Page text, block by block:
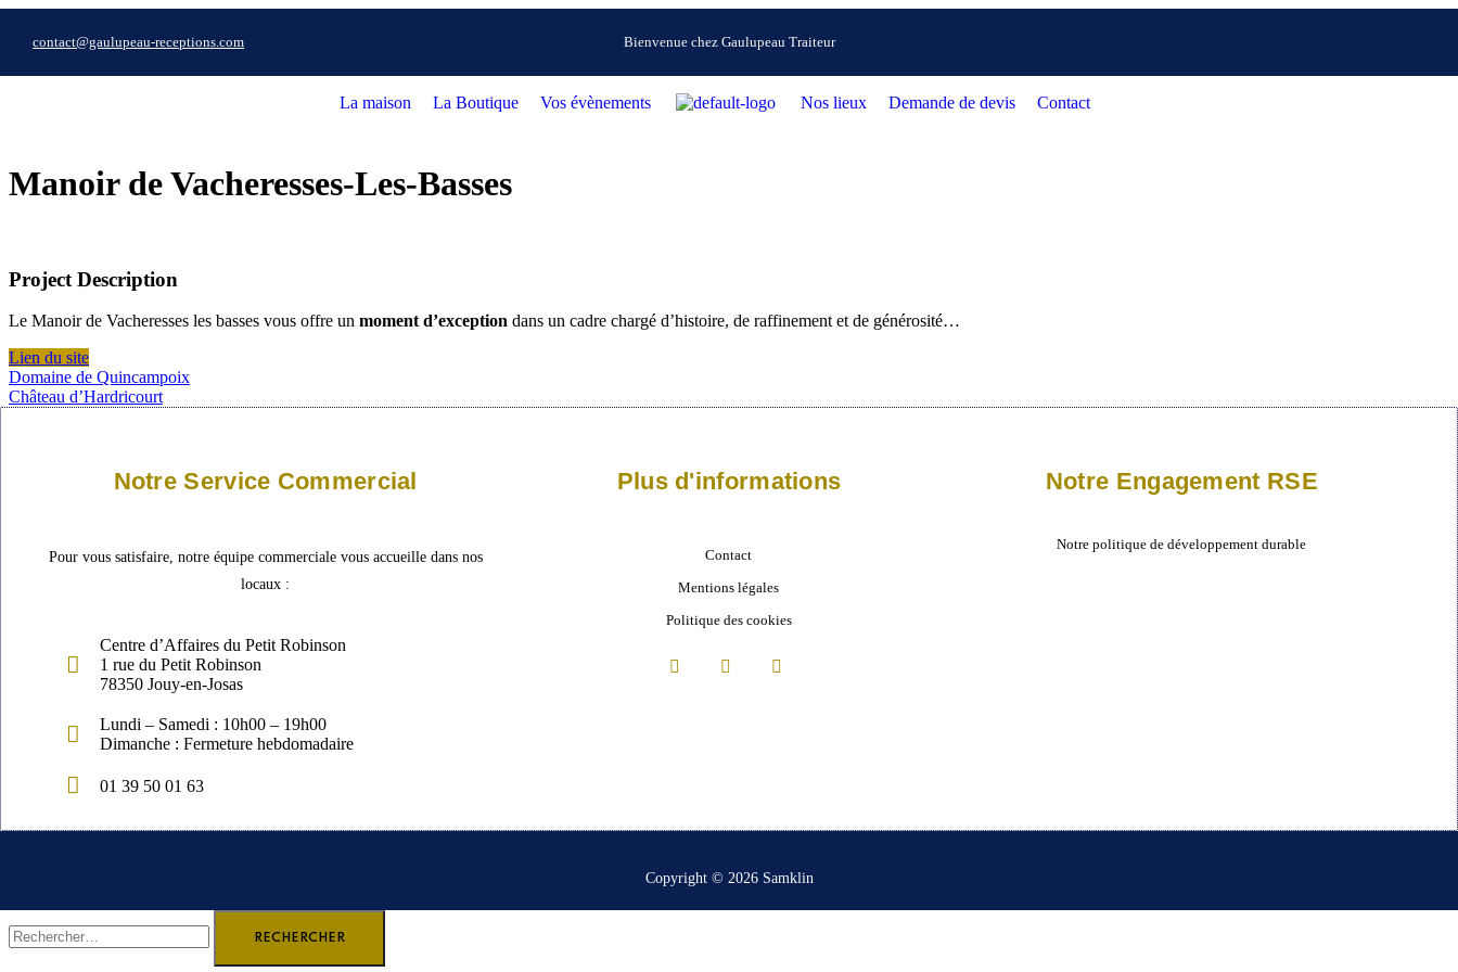
contact@gaulupeau-receptions.com Bienvenue chez Gaulupeau Traiteur
La maison La Boutique Vos évènements Nos lieux Demande de devis Contact
Manoir de Vacheresses-Les-Basses
Project Description
Le Manoir de Vacheresses les basses vous offre un moment d’exception dans un cadre chargé d’histoire, de raffinement et de générosité…
Lien du site
Domaine de Quincampoix
Château d’Hardricourt
Notre Service Commercial
Pour vous satisfaire, notre équipe commerciale vous accueille dans nos
locaux :
Centre d’Affaires du Petit Robinson
1 rue du Petit Robinson
78350 Jouy-en-Josas
Lundi – Samedi : 10h00 – 19h00
Dimanche : Fermeture hebdomadaire
01 39 50 01 63
Plus d'informations
Contact
Mentions légales
Politique des cookies
Notre Engagement RSE
Notre politique de développement durable
Copyright © 2026 Samklin